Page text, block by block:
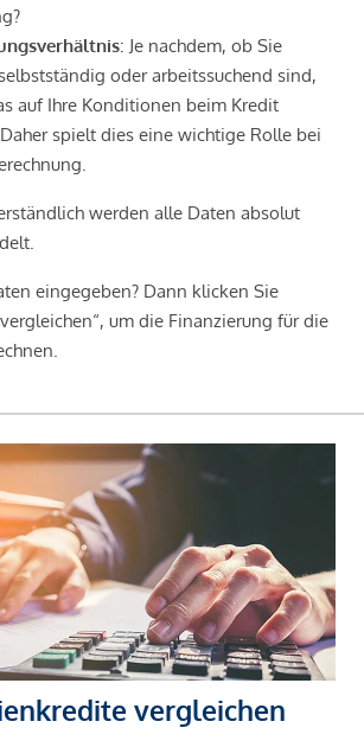
: Je nachdem, ob Sie
oder arbeitssuchend sind,
auf Ihre Konditionen beim Kredit
spielt dies eine wichtige Rolle bei
werden alle Daten absolut
eingegeben? Dann klicken Sie
um die Finanzierung für die
vergleichen